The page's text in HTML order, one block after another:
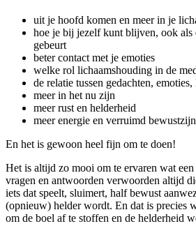
uit je hoofd komen en meer in je
hoe je bij jezelf kunt blijven, ook als
gebeurt
beter contact met je emoties
welke rol lichaamshouding in de
de relatie tussen gedachten,
meer in het nu zijn
meer rust en helderheid
meer energie en verruimd bewustzijn
En het is gewoon heel fijn om te doen!
Het is altijd zo mooi om te ervaren wat
vragen en antwoorden verwoorden altijd
iets dat speelt, sluimert, half bewust
(opnieuw) helder wordt. En dat is precies
om de boel af te stoffen en de helderheid